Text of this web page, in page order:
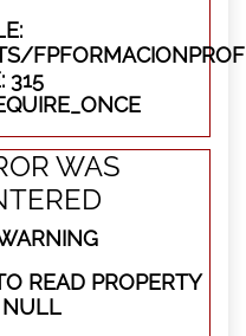
315
WAS
READ PROPERTY
NULL